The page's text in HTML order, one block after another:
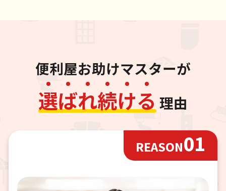
便利屋お助けマスターが
選ばれ続ける 理由
REASON01